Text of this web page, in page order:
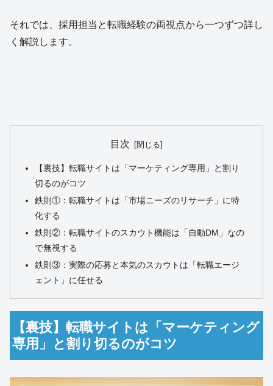
それでは、採用担当と転職経験の両視点から一つずつ詳し
く解説します。
目次
【裏技】転職サイトは「マーケティング専用」と割り
切るのがコツ
鉄則①：転職サイトは「市場ニーズのリサーチ」に特
化する
鉄則②：転職サイトのスカウト機能は「自動DM」なの
で無視する
鉄則③：実際の応募と本気のスカウトは「転職エージ
ェント」に任せる
【裏技】転職サイトは「マーケティング
専用」と割り切るのがコツ